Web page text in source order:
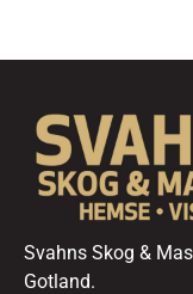
Svahns Skog &
Gotland.